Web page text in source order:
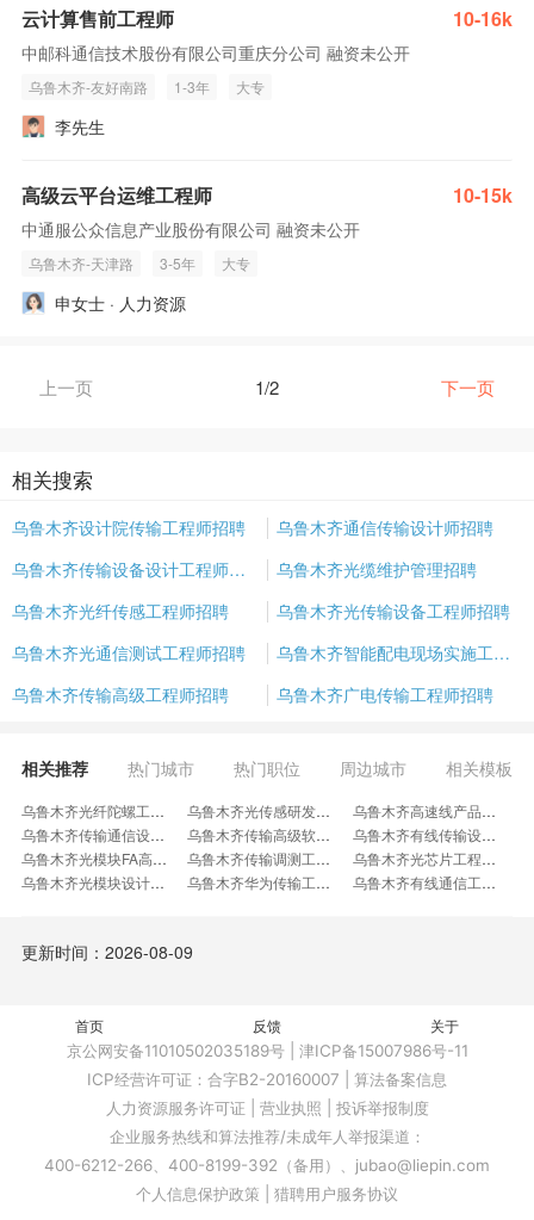
云计算售前工程师 10-16k
中邮科通信技术股份有限公司重庆分公司 融资未公开
乌鲁木齐-友好南路 1-3年 大专
李先生
高级云平台运维工程师 10-15k
中通服公众信息产业股份有限公司 融资未公开
乌鲁木齐-天津路 3-5年 大专
申女士 · 人力资源
上一页 1/2 下一页
相关搜索
乌鲁木齐设计院传输工程师招聘
乌鲁木齐通信传输设计师招聘
乌鲁木齐传输设备设计工程师招聘
乌鲁木齐光缆维护管理招聘
乌鲁木齐光纤传感工程师招聘
乌鲁木齐光传输设备工程师招聘
乌鲁木齐光通信测试工程师招聘
乌鲁木齐智能配电现场实施工程师招聘
乌鲁木齐传输高级工程师招聘
乌鲁木齐广电传输工程师招聘
相关推荐 热门城市 热门职位 周边城市 相关模板
乌鲁木齐光纤陀螺工程师招聘 乌鲁木齐光传感研发工程师招聘
乌鲁木齐高速线产品工程师招聘
乌鲁木齐传输通信设计工程师招聘
乌鲁木齐传输高级软件工程师招聘
乌鲁木齐有线传输设备工程师招聘
乌鲁木齐光模块FA高级工程师招聘
乌鲁木齐传输调测工程师招聘
乌鲁木齐光芯片工程师招聘
乌鲁木齐光模块设计工程师招聘
乌鲁木齐华为传输工程师招聘
乌鲁木齐有线通信工程师招聘
乌鲁木齐硅光器件研发工程师招聘
更新时间：2026-08-09
首页 反馈 关于